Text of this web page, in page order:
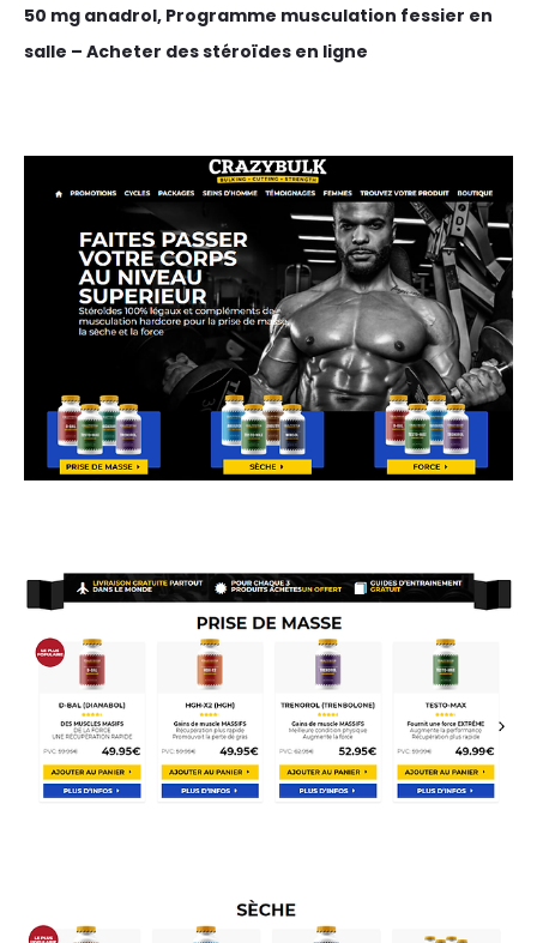
50 mg anadrol, Programme musculation fessier en
salle – Acheter des stéroïdes en ligne